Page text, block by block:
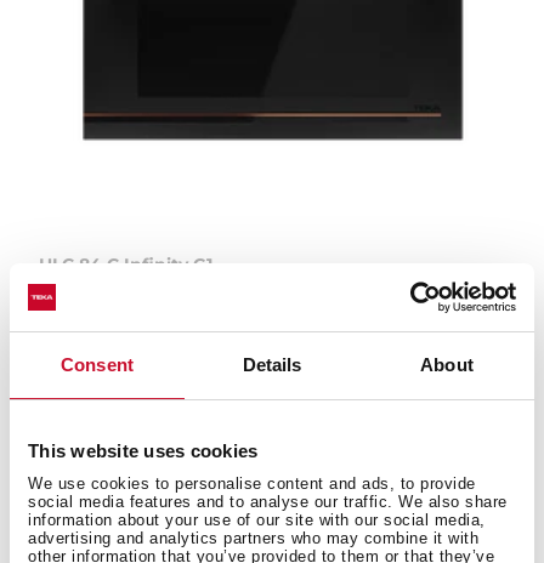
Consent Details About
This website uses cookies
We use cookies to personalise content and ads, to provide
social media features and to analyse our traffic. We also share
information about your use of our site with our social media,
advertising and analytics partners who may combine it with
other information that you’ve provided to them or that they’ve
HLC 84 C Infinity G1
Horno compacto Infinity G1. Edición especial